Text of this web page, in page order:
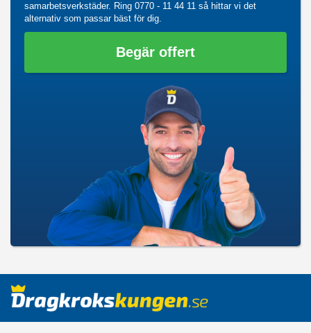
samarbetsverkstäder. Ring 0770 - 11 44 11 så hittar vi det
alternativ som passar bäst för dig.
Begär offert